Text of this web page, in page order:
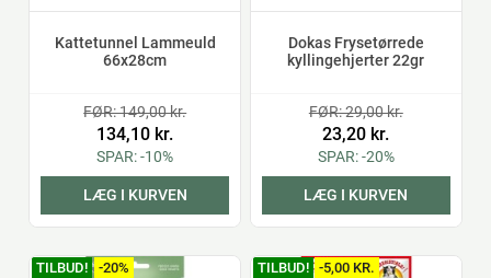
Kattetunnel Lammeuld
66x28cm
FØR: 149,00 kr.
134,10 kr.
SPAR: -10%
LÆG I KURVEN
Dokas Frysetørrede
kyllingehjerter 22gr
FØR: 29,00 kr.
23,20 kr.
SPAR: -20%
LÆG I KURVEN
TILBUD! -20% TILBUD! -5,00 KR.